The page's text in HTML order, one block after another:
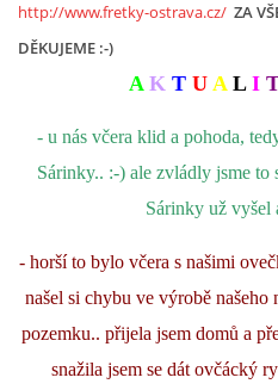
http://www.fretky-ostrava.cz/ ZA
DĚKUJEME :-)
AK T U A L I
- u nás včera klid a pohoda,
Sárinky.. :-) ale zvládly jsme
Sárinky už vyšel
- horší to bylo včera s našimi
našel si chybu ve výrobě
pozemku.. přijela jsem domů a
snažila jsem se dát ovčácký